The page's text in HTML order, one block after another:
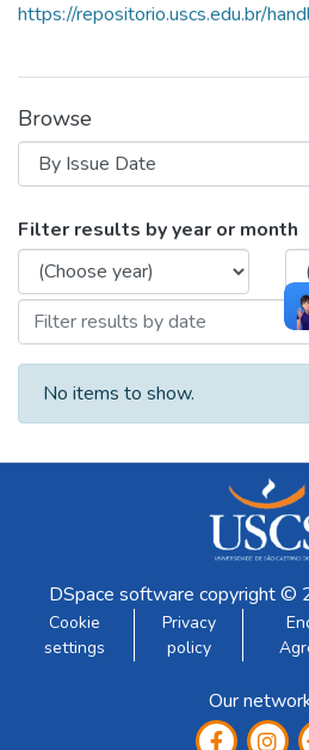
https://repositorio.uscs.edu.br/
Browse
Browsing Trabalhos
Filter results by year or month
No items to show.
DSpace software copyright ©
Cookie
settings
Privacy
policy
Our